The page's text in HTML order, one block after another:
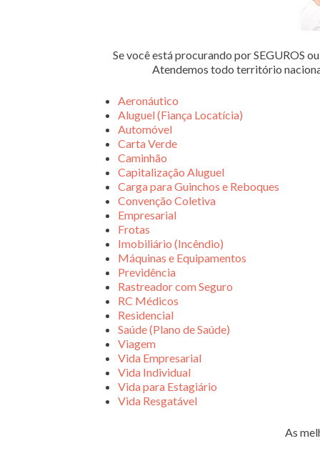
Se você está procurando por SEGUROS
Atendemos todo território
Aeronáutico
Aluguel (Fiança Locatícia)
Automóvel
Carta Verde
Caminhão
Capitalização Aluguel
Carga para Guinchos e Reboques
Convenção Coletiva
Empresarial
Frotas
Imobiliário (Incêndio)
Máquinas e Equipamentos
Previdência
Rastreador com Seguro
RC Médicos
Residencial
Saúde (Plano de Saúde)
Viagem
Vida Empresarial
Vida Individual
Vida para Estagiário
Vida Resgatável
As